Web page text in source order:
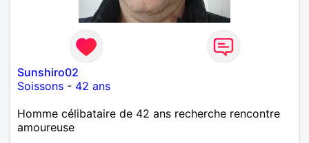
Sunshiro02
Soissons - 42 ans
Homme célibataire de 42 ans recherche rencontre
amoureuse